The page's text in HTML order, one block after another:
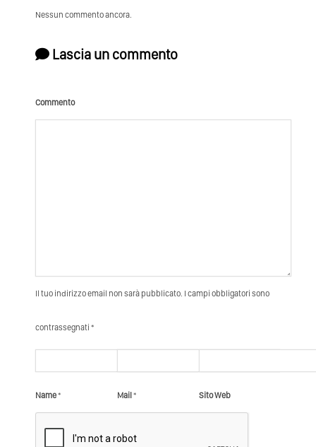
Nessun commento ancora.
Lascia un commento
Commento
Il tuo indirizzo email non sarà pubblicato. I campi obbligatori sono
contrassegnati *
Name* Mail * Sito Web